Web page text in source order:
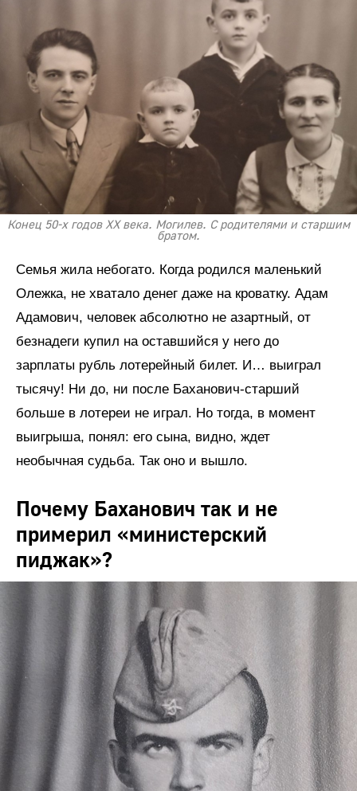
Конец 50-х годов XX века. Могилев. С родителями и старшим
братом.
Семья жила небогато. Когда родился маленький
Олежка, не хватало денег даже на кроватку. Адам
Адамович, человек абсолютно не азартный, от
безнадеги купил на оставшийся у него до
зарплаты рубль лотерейный билет. И… выиграл
тысячу! Ни до, ни после Баханович-старший
больше в лотереи не играл. Но тогда, в момент
выигрыша, понял: его сына, видно, ждет
необычная судьба. Так оно и вышло.
Почему Баханович так и не
примерил «министерский
пиджак»?